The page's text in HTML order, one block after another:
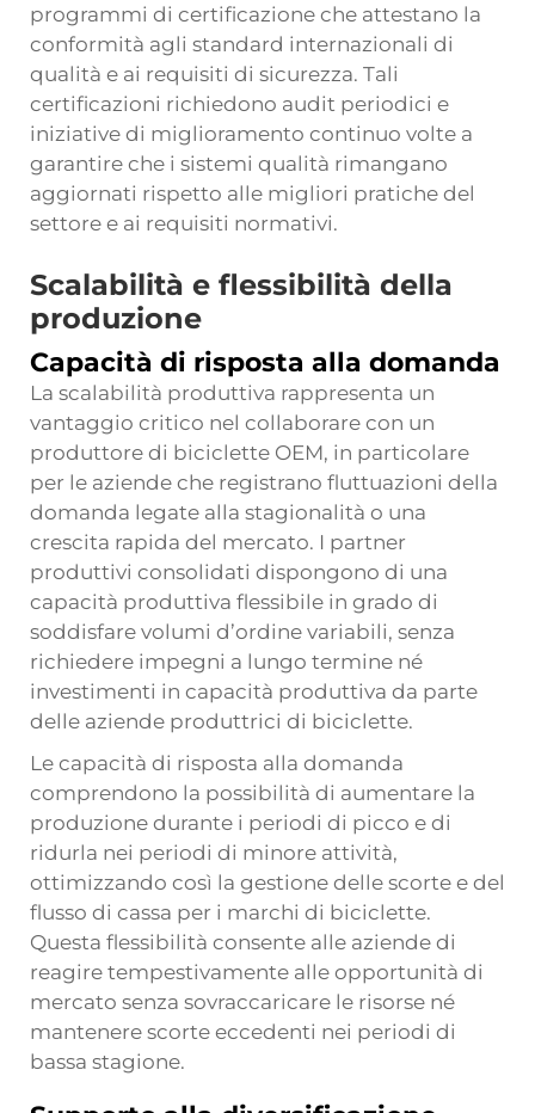
programmi di certificazione che attestano la
conformità agli standard internazionali di
qualità e ai requisiti di sicurezza. Tali
certificazioni richiedono audit periodici e
iniziative di miglioramento continuo volte a
garantire che i sistemi qualità rimangano
aggiornati rispetto alle migliori pratiche del
settore e ai requisiti normativi.
Scalabilità e flessibilità della
produzione
Capacità di risposta alla domanda
La scalabilità produttiva rappresenta un
vantaggio critico nel collaborare con un
produttore di biciclette OEM, in particolare
per le aziende che registrano fluttuazioni della
domanda legate alla stagionalità o una
crescita rapida del mercato. I partner
produttivi consolidati dispongono di una
capacità produttiva flessibile in grado di
soddisfare volumi d’ordine variabili, senza
richiedere impegni a lungo termine né
investimenti in capacità produttiva da parte
delle aziende produttrici di biciclette.
Le capacità di risposta alla domanda
comprendono la possibilità di aumentare la
produzione durante i periodi di picco e di
ridurla nei periodi di minore attività,
ottimizzando così la gestione delle scorte e del
flusso di cassa per i marchi di biciclette.
Questa flessibilità consente alle aziende di
reagire tempestivamente alle opportunità di
mercato senza sovraccaricare le risorse né
mantenere scorte eccedenti nei periodi di
bassa stagione.